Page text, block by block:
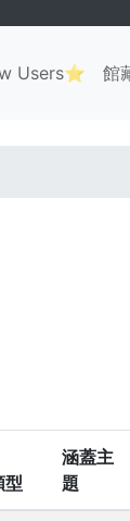
Users⭐ 館
型
涵蓋主
題